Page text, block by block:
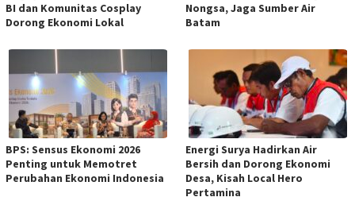
BI dan Komunitas Cosplay
Dorong Ekonomi Lokal
Nongsa, Jaga Sumber Air
Batam
BPS: Sensus Ekonomi 2026
Penting untuk Memotret
Perubahan Ekonomi Indonesia
Energi Surya Hadirkan Air
Bersih dan Dorong Ekonomi
Desa, Kisah Local Hero
Pertamina